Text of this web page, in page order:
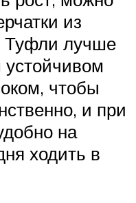
из
Туфли лучше
чтобы
и при
на
ходить в